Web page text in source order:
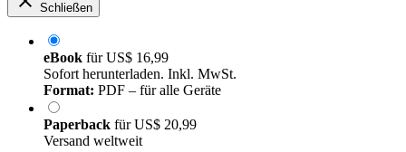
Schließen
eBook fürUS$ 16,99
Sofort herunterladen. Inkl. MwSt.
Format: PDF – für alle Geräte
Paperback fürUS$ 20,99
Versand weltweit